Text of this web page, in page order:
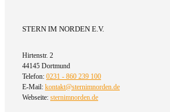
STERN IM NORDEN E.V.
Hirtenstr. 2
44145 Dortmund
Telefon: 0231 - 860 239 100
E-Mail: kontakt@sternimnorden.de
Webseite: sternimnorden.de